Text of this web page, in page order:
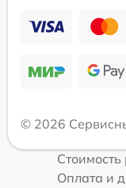
© 2026
Стоимость
Оплата и